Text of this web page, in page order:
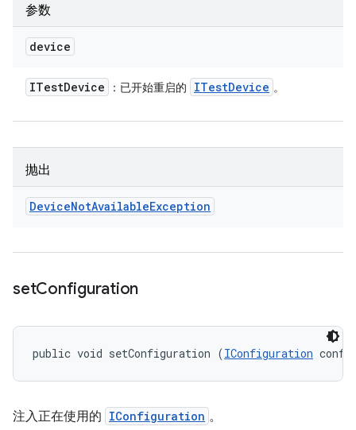
参数
device
ITestDevice ：已开始重启的 ITestDevice 。
抛出
DeviceNotAvailableException
setConfiguration
public void setConfiguration (IConfiguration
注入正在使用的 IConfiguration 。